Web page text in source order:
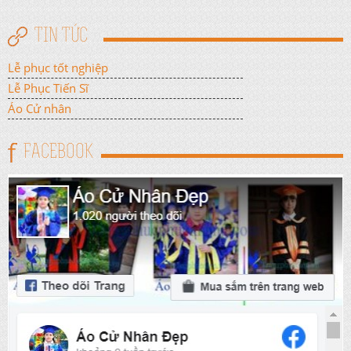
TIN TỨC
Lễ phục tốt nghiệp
Lễ Phục Tiến Sĩ
Áo Cử nhân
FACEBOOK